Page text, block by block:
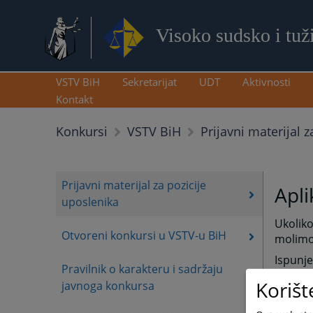
Visoko sudsko i
VSTV BiH Sekretarijat UDT Aktivnosti
Kontakt
Konkursi VSTV BiH Prijavni materijal
Prijavni materijal za pozicije
uposlenika
Otvoreni konkursi u VSTV-u BiH
Pravilnik o karakteru i sadržaju
javnoga konkursa
ili